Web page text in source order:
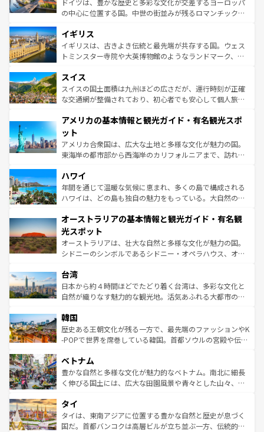
れ、フランス料理はユネスコ無形文化遺産にも登録されて
香り高いラベンダー畑など、多彩な楽しみ方が可能だ。さ
らに、パリ以外の地域にも魅力が溢れており、どの街角に
も豊かな歴史と文化が息づいている。パリ以外の個性あふ
を参照してほしい。
ドイツは、豊かな歴史と多彩な文化が交差するヨーロッパ
の中心に位置する国。中世の街並みが残るロマンチック街
顔を持つこの国は、どこを歩いても飽きることがない。ベ
ルリンの文化的活気、バイエルン州のアルプスの絶景、そ
してライン川沿いのワイン畑といった風景は必見。ビール
は、お酒好きな人にはぜひ体験してほしい。 なお、新着の
ドイツ情報はコンテンツ一覧を参照してほしい。
イギリス
イギリスは、古きよき伝統と最先端が共存する国。ウェス
トミンスター寺院や大英博物館のようなランドマーク、歴
リアごとに異なる魅力がある。また、優雅なアフタヌーン
ティー、ビール好きにはたまらない英国パブ、サッカー観
戦など、本場だからこそできる体験も豊富。イギリスを旅
ンツ一覧を参照してほしい。
スイス
スイスの国土面積は九州ほどの広さだが、運行時刻が正確
な交通網が整備されており、初心者でも安心して個人旅行
の建物がそのまま残る町や、スイスならではのユニークな
博物館もあり、アルプス観光だけでなく町歩きも満喫する
ことができる。国民の所得が高いため物価も高いが、旅行
者向けの交通パス提供のサービスもあり、うまく活用すれ
着のスイス情報は
アメリカの基本情報と観光ガイド・有名観光スポ
ット
アメリカ合衆国は、広大な土地と多様な文化が魅力の国。
東海岸の都市部から西海岸のカリフォルニアまで、訪れる
のような巨大都市は、観光、ショッピング、エンターテイ
ンメントが詰まった刺激的なスポットだ。一方、アメリカ
西部には大自然が広がり、グランドキャニオンやイエロー
部のニューオーリンズでは、音楽と美食が融合した独特の
文化が魅力。旅行者はアメリカの各地域で異なる魅力を楽
しみながら、その多様性と豊かな歴史を感じることができ
るだろう。車でのロードトリップや列車の旅も、アメリカ
情報は
ハワイ
年間を通じて温暖な気候に恵まれ、多くの島で構成される
ハワイは、どの島も独自の魅力をもっている。大自然の神
ワイ島は見逃せない。また、定番の観光地といえばオアフ
島だが、静かな自然を求めるならマウイ島やカウアイ島が
おすすめ。エメラルドグリーンに輝く海をはじめ、豊かな
文化や歴史が息づいている。「アロハスピリット」と呼ば
人々、おいしいローカルフードやハワイアンミュージッ
ク、伝統的なフラダンスなど、すべてがハワイの魅力を彩
っている。訪れるたびに新しい発見と感動が待っているハ
はコンテンツ一覧
オーストラリアの基本情報と観光ガイド・有名観
光スポット
オーストラリアは、壮大な自然と多様な文化が魅力の国。
シドニーのシンボルであるシドニー・オペラハウス、オー
リアリーフや大陸中央部にそびえるウルル（エアーズロッ
ク）、タスマニアの美しい原生林やケアンズの熱帯雨林な
ど、見どころがたくさん。また、カフェやワイン、オージ
いる。アクティビティも充実しており、サーフィンやダイ
ビング、ハイキングなど、アウトドア好きにはたまらな
い。オーストラリアの多彩な魅力を存分に味わいつくそ
参照してほしい。
台湾
日本から約４時間ほどでたどり着く台湾は、多彩な文化と
自然が織りなす魅力的な観光地。活気あふれる大都市の台
ン）、静ひつな山岳地帯である台湾東部など、都市の喧騒
と山間の静けさが共存しており、訪れる人に新しい発見と
驚きをもたらしてくれる。また、奥深い台湾の食文化も魅
容にもいいと評判のスイーツなど、バラエティ豊かな料理
が味わえる。 なお、新着の台湾情報は コンテンツ一覧を参
照してほしい。
韓国
歴史ある王朝文化が残る一方で、最先端のファッションやK
-POPで世界を席巻している韓国。首都ソウルの宮殿や伝統
き、地方に足を延ばせば四季折々の自然美を楽しむことが
できる。そして、キムチや焼肉、絶品のストリートフード
まで、さまざまな韓国料理が待っている。夜には、韓国な
リティに包まれながら、韓国の多彩な魅力を心ゆくまで味
わってみてほしい。 なお、新着の韓国情報はコンテンツ一
覧を参照してほしい。
ベトナム
豊かな自然と多様な文化が魅力的なベトナム。南北に細長
く伸びる国土には、広大な田園風景や青々とした山々、世
急速な発展と共に伝統が息づく。ハノイの古い町並みやホ
ーチミン市のフランス統治時代の建物も、独特の雰囲気を
醸し出している。また、バラエティの豊かさとおいしさで
タイ
タイは、東南アジアに位置する豊かな自然と歴史が息づく
国だ。首都バンコクは高層ビルが立ち並ぶ一方、伝統的な